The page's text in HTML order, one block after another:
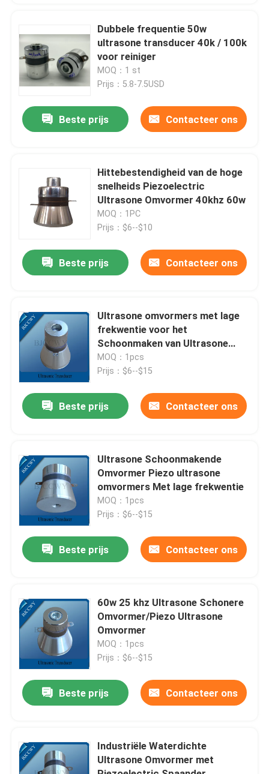
Producten
Ongeveer ons
Fabrieksreis
Contacteer ons
Verzoek om een Citaat
Ultrasone schoonmaak transducer
Multifrequentie Ultrasone Omvormer
Dubbele frequentie 50w
ultrasone transducer 40k / 100k
voor reiniger
MOQ：1 st
Prijs：5.8-7.5USD
Beste prijs Contacteer ons
Hittebestendigheid van de hoge
snelheids Piezoelectric
Ultrasone Omvormer 40khz 60w
MOQ：1PC
Prijs：$6--$10
Beste prijs Contacteer ons
Ultrasone omvormers met lage
frekwentie voor het
Schoonmaken van Ultrasone
Piezo Omvormer
MOQ：1pcs
Prijs：$6--$15
Beste prijs Contacteer ons
Ultrasone Schoonmakende
Omvormer Piezo ultrasone
omvormers Met lage frekwentie
MOQ：1pcs
Prijs：$6--$15
Beste prijs Contacteer ons
60w 25 khz Ultrasone Schonere
Omvormer/Piezo Ultrasone
Omvormer
MOQ：1pcs
Prijs：$6--$15
Beste prijs Contacteer ons
Industriële Waterdichte
Ultrasone Omvormer met